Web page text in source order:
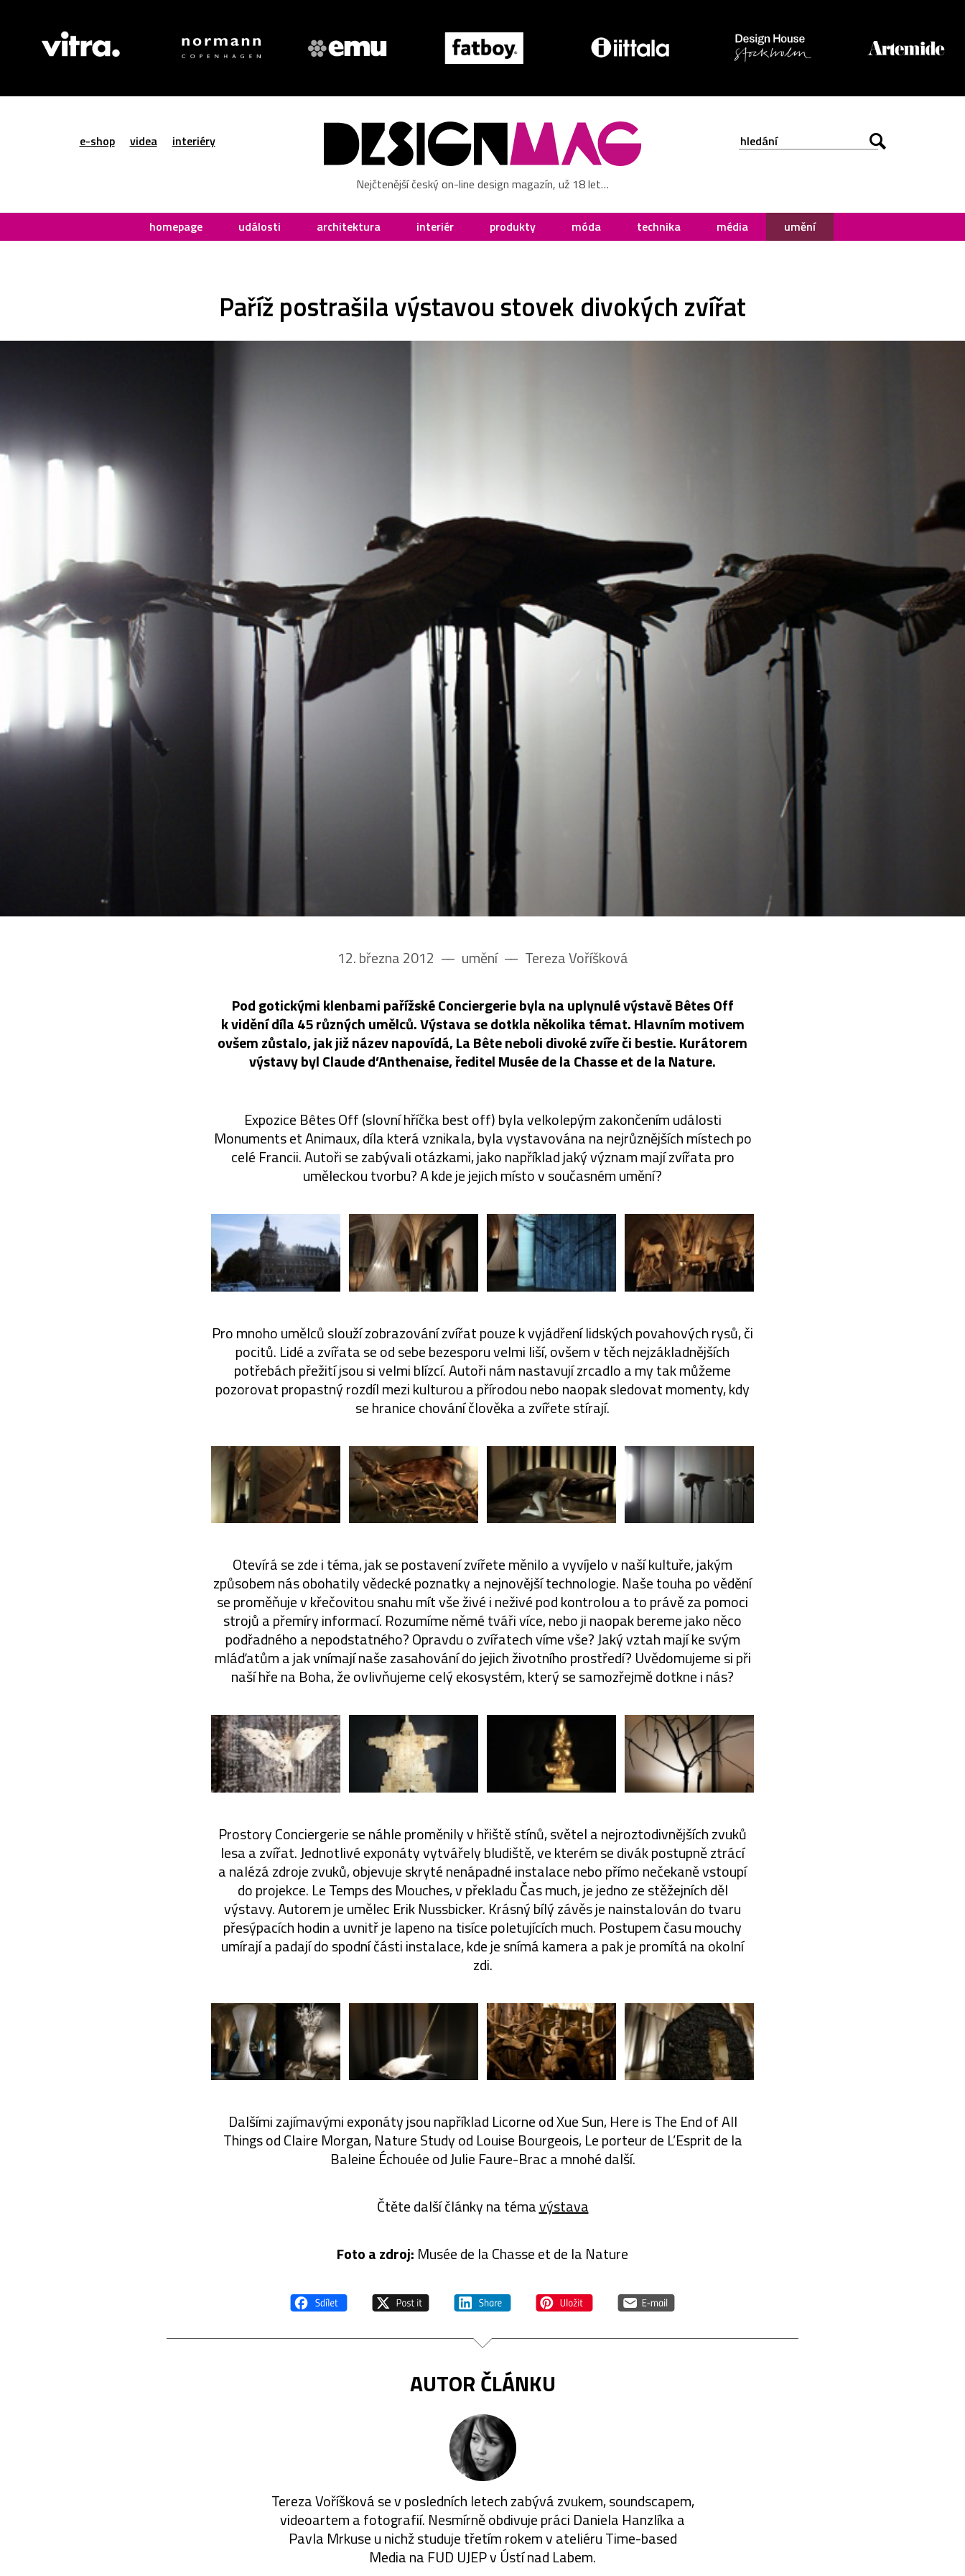
e-shop videa interiéry
Nejčtenější český on-line design magazín, už 18 let…
homepage události architektura interiér produkty móda technika média umění
Paříž postrašila výstavou stovek divokých zvířat
12. března 2012 –– umění –– Tereza Voříšková
Pod gotickými klenbami pařížské Conciergerie byla na uplynulé výstavě Bêtes Off
k vidění díla 45 různých umělců. Výstava se dotkla několika témat. Hlavním motivem
ovšem zůstalo, jak již název napovídá, La Bête neboli divoké zvíře či bestie. Kurátorem
výstavy byl Claude d’Anthenaise, ředitel Musée de la Chasse et de la Nature.
Expozice Bêtes Off (slovní hříčka best off) byla velkolepým zakončením události
Monuments et Animaux, díla která vznikala, byla vystavována na nejrůznějších místech po
celé Francii. Autoři se zabývali otázkami, jako například jaký význam mají zvířata pro
uměleckou tvorbu? A kde je jejich místo v současném umění?
Pro mnoho umělců slouží zobrazování zvířat pouze k vyjádření lidských povahových rysů, či
pocitů. Lidé a zvířata se od sebe bezesporu velmi liší, ovšem v těch nejzákladnějších
potřebách přežití jsou si velmi blízcí. Autoři nám nastavují zrcadlo a my tak můžeme
pozorovat propastný rozdíl mezi kulturou a přírodou nebo naopak sledovat momenty, kdy
se hranice chování člověka a zvířete stírají.
Otevírá se zde i téma, jak se postavení zvířete měnilo a vyvíjelo v naší kultuře, jakým
způsobem nás obohatily vědecké poznatky a nejnovější technologie. Naše touha po vědění
se proměňuje v křečovitou snahu mít vše živé i neživé pod kontrolou a to právě za pomoci
strojů a přemíry informací. Rozumíme němé tváři více, nebo ji naopak bereme jako něco
podřadného a nepodstatného? Opravdu o zvířatech víme vše? Jaký vztah mají ke svým
mláďatům a jak vnímají naše zasahování do jejich životního prostředí? Uvědomujeme si při
naší hře na Boha, že ovlivňujeme celý ekosystém, který se samozřejmě dotkne i nás?
Prostory Conciergerie se náhle proměnily v hřiště stínů, světel a nejroztodivnějších zvuků
lesa a zvířat. Jednotlivé exponáty vytvářely bludiště, ve kterém se divák postupně ztrácí
a nalézá zdroje zvuků, objevuje skryté nenápadné instalace nebo přímo nečekaně vstoupí
do projekce. Le Temps des Mouches, v překladu Čas much, je jedno ze stěžejních děl
výstavy. Autorem je umělec Erik Nussbicker. Krásný bílý závěs je nainstalován do tvaru
přesýpacích hodin a uvnitř je lapeno na tisíce poletujících much. Postupem času mouchy
umírají a padají do spodní části instalace, kde je snímá kamera a pak je promítá na okolní
zdi.
Dalšími zajímavými exponáty jsou například Licorne od Xue Sun, Here is The End of All
Things od Claire Morgan, Nature Study od Louise Bourgeois, Le porteur de L’Esprit de la
Baleine Échouée od Julie Faure-Brac a mnohé další.
Čtěte další články na témavýstava
Foto a zdroj: Musée de la Chasse et de la Nature
AUTOR ČLÁNKU
Tereza Voříšková se v posledních letech zabývá zvukem, soundscapem,
videoartem a fotografií. Nesmírně obdivuje práci Daniela Hanzlíka a
Pavla Mrkuse u nichž studuje třetím rokem v ateliéru Time-based
Media na FUD UJEP v Ústí nad Labem.